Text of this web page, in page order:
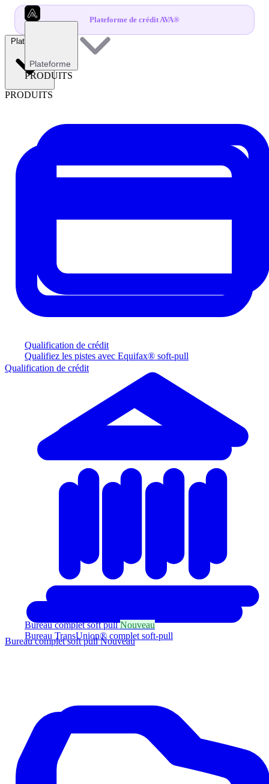
Plateforme de crédit AVA®
Plateforme
PRODUITS
Qualification de crédit
Qualifiez les pistes avec Equifax® soft-pull
Bureau complet soft pullNouveau
Bureau TransUnion® complet soft-pull
Plateforme
PRODUITS
Qualification de crédit
Bureau complet soft pullNouveau